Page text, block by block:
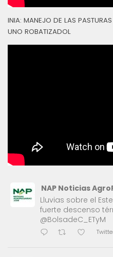
INIA: MANEJO DE LAS
UNO ROBATIZADOL
NAP Noticias
Lluvias sobre el
fuerte descenso
@BolsadeC_ETyM